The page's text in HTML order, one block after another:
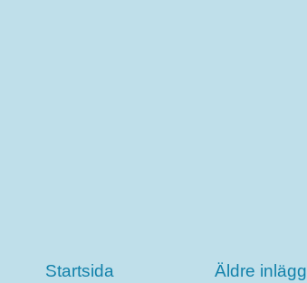
Äldre inlägg
Startsida